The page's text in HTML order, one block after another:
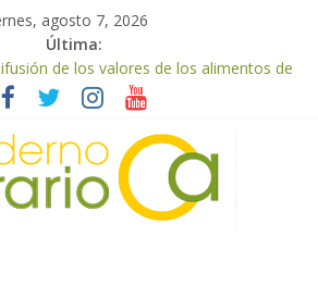
agosto 7, 2026
Última:
de los valores de los alimentos de
de hostelería
de una vendimia marcada por el
que obligará a muchos viticultores a
Pesca y Alimentación impulsa un
del ibérico para reforzar la